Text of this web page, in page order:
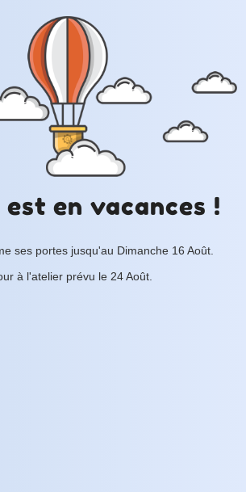
en vacances !
ses portes jusqu'au Dimanche 16 Août.
à l'atelier prévu le 24 Août.